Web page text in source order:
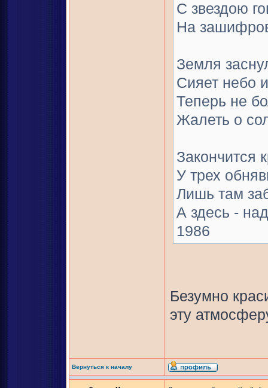
С звездою
На
Земля
Сияет небо
Теперь не
Жалеть о
Закончится
У трех
Лишь там
А здесь -
1986
Безумно
эту
Вернуться к началу